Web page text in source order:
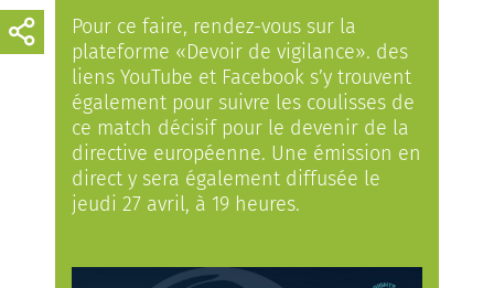
Pour ce faire, rendez-vous sur la
plateforme «Devoir de vigilance». des
liens YouTube et Facebook s’y trouvent
également pour suivre les coulisses de
ce match décisif pour le devenir de la
directive européenne. Une émission en
direct y sera également diffusée le
jeudi 27 avril, à 19 heures.